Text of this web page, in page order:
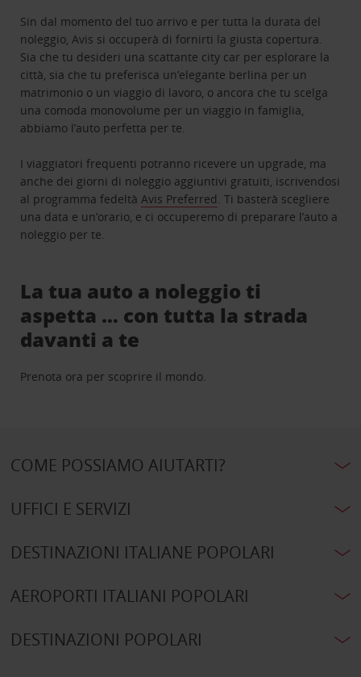
Sin dal momento del tuo arrivo e per tutta la durata del
noleggio, Avis si occuperà di fornirti la giusta copertura.
Sia che tu desideri una scattante city car per esplorare la
città, sia che tu preferisca un’elegante berlina per un
matrimonio o un viaggio di lavoro, o ancora che tu scelga
una comoda monovolume per un viaggio in famiglia,
abbiamo l’auto perfetta per te.
I viaggiatori frequenti potranno ricevere un upgrade, ma
anche dei giorni di noleggio aggiuntivi gratuiti, iscrivendosi
al programma fedeltàAvis Preferred. Ti basterà scegliere
una data e un’orario, e ci occuperemo di preparare l’auto a
noleggio per te.
La tua auto a noleggio ti
aspetta … con tutta la strada
davanti a te
Prenota ora per scoprire il mondo.
COME POSSIAMO AIUTARTI?
UFFICI E SERVIZI
DESTINAZIONI ITALIANE POPOLARI
AEROPORTI ITALIANI POPOLARI
DESTINAZIONI POPOLARI